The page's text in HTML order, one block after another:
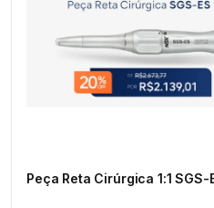
Peça Reta Cirúrgica 1:1 SGS-